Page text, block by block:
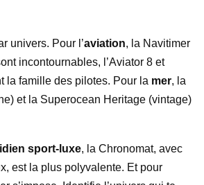
univers. Pour l’aviation, la Navitimer
incontournables, l’Aviator 8 et
la famille des pilotes. Pour la mer, la
et la Superocean Heritage (vintage)
sport-luxe, la Chronomat, avec
est la plus polyvalente. Et pour